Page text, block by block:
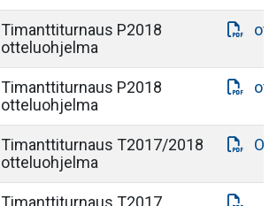
Timanttiturnaus P2018
otteluohjelma
Timanttiturnaus P2018
otteluohjelma
Timanttiturnaus T2017/2018
otteluohjelma
Timanttiturnaus T2017